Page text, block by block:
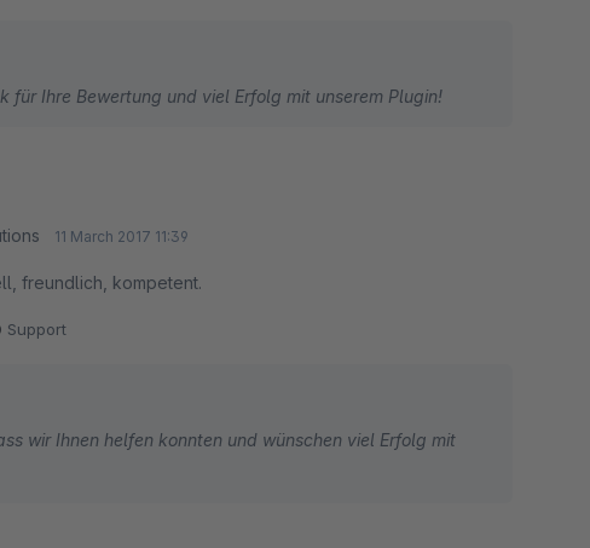
für Ihre Bewertung und viel Erfolg mit unserem Plugin!
11 March 2017 11:39
freundlich, kompetent.
Support
wir Ihnen helfen konnten und wünschen viel Erfolg mit